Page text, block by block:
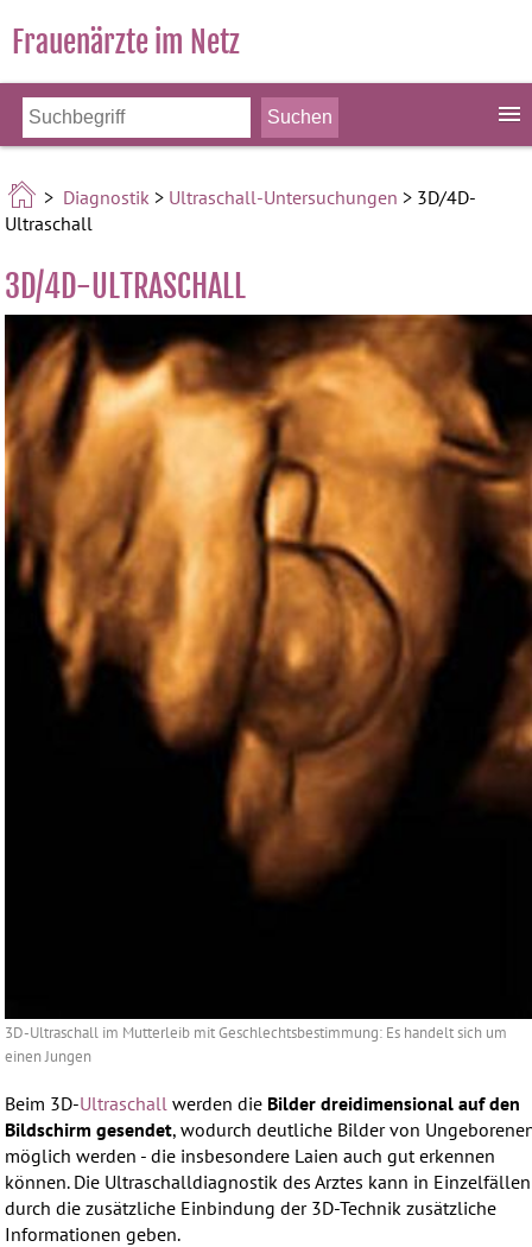
Frauenärzte im Netz
> Diagnostik > Ultraschall-Untersuchungen > 3D/4D-
Ultraschall
3D/4D-ULTRASCHALL
3D-Ultraschall im Mutterleib mit Geschlechtsbestimmung: Es handelt sich um
einen Jungen
Beim 3D-Ultraschall werden die Bilder dreidimensional auf den
Bildschirm gesendet, wodurch deutliche Bilder von
möglich werden - die insbesondere Laien auch gut erkennen
können. Die Ultraschalldiagnostik des Arztes kann in Einzelfällen
durch die zusätzliche Einbindung der 3D-Technik zusätzliche
Informationen geben.